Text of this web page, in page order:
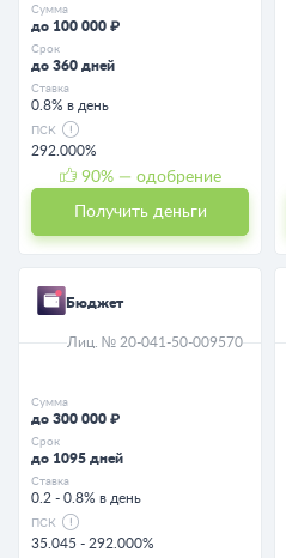
Сумма
до 100 000 ₽
Срок
до 360 дней
Ставка
0.8% в день
ПСК
292.000%
90% — одобрение
Получить деньги
Бюджет
Лиц. № 20-041-50-009570
Сумма
до 300 000 ₽
Срок
до 1095 дней
Ставка
0.2 - 0.8% в день
ПСК
35.045 - 292.000%